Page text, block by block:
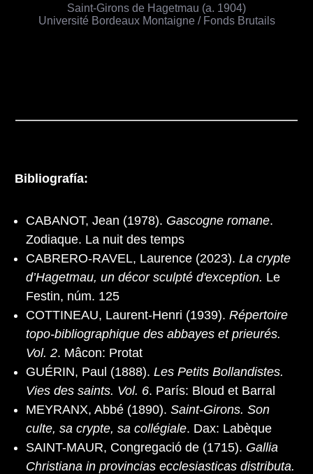
Saint-Girons de Hagetmau (a. 1904)
Université Bordeaux Montaigne / Fonds Brutails
Bibliografía:
CABANOT, Jean (1978). Gascogne romane.
Zodiaque. La nuit des temps
CABRERO-RAVEL, Laurence (2023). La crypte
d’Hagetmau, un décor sculpté d'exception. Le
Festin, núm. 125
COTTINEAU, Laurent-Henri (1939). Répertoire
topo-bibliographique des abbayes et prieurés.
Vol. 2. Mâcon: Protat
GUÉRIN, Paul (1888). Les Petits Bollandistes.
Vies des saints. Vol. 6. París: Bloud et Barral
MEYRANX, Abbé (1890). Saint-Girons. Son
culte, sa crypte, sa collégiale. Dax: Labèque
SAINT-MAUR, Congregació de (1715). Gallia
Christiana in provincias ecclesiasticas distributa.